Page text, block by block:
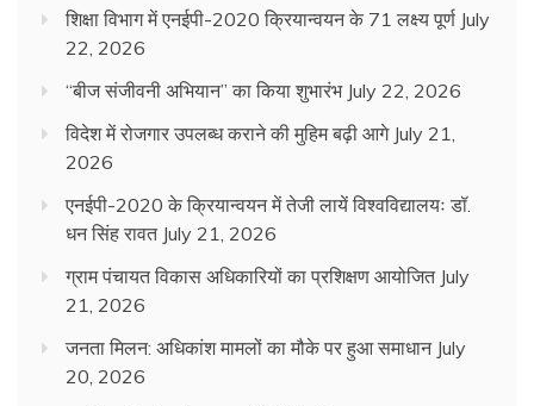
शिक्षा विभाग में एनईपी-2020 क्रियान्वयन के 71 लक्ष्य पूर्ण July
22, 2026
“बीज संजीवनी अभियान” का किया शुभारंभ July 22, 2026
विदेश में रोजगार उपलब्ध कराने की मुहिम बढ़ी आगे July 21,
2026
एनईपी-2020 के क्रियान्वयन में तेजी लायें विश्वविद्यालयः डॉ.
धन सिंह रावत July 21, 2026
ग्राम पंचायत विकास अधिकारियों का प्रशिक्षण आयोजित July
21, 2026
जनता मिलन: अधिकांश मामलों का मौके पर हुआ समाधान July
20, 2026